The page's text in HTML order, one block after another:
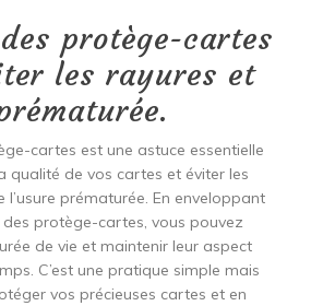
protège-cartes
les rayures et
cartes est une astuce essentielle
qualité de vos cartes et éviter les
l’usure prématurée. En enveloppant
protège-cartes, vous pouvez
de vie et maintenir leur aspect
C’est une pratique simple mais
vos précieuses cartes et en